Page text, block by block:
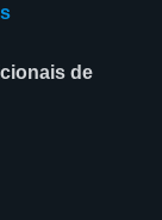
de